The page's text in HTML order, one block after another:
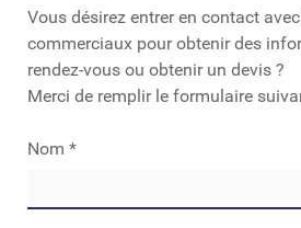
Vous désirez entrer en contact
commerciaux pour obtenir des
rendez-vous ou obtenir un devis ?
Merci de remplir le formulaire
If
Nom *